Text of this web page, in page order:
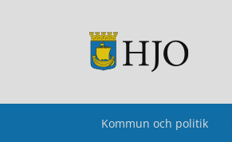
Kommun och politik